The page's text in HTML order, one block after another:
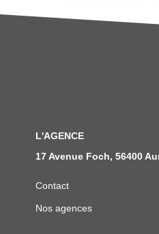
L'AGENCE
17 Avenue Foch, 56400
Contact
Nos agences